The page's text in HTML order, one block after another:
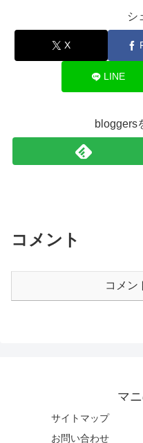
シ
X
LINE
bloggers
コメント
コメン
マ
サイトマップ
お問い合わせ